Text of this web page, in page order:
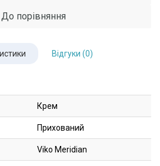
До порівняння
Відгуки (0)
Крем
Прихований
Viko Meridian